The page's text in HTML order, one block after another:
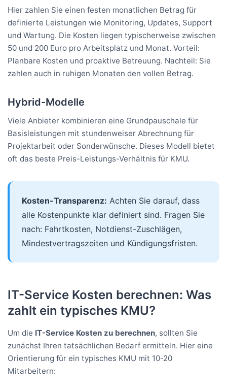
Hier zahlen Sie einen festen monatlichen Betrag für
definierte Leistungen wie Monitoring, Updates, Support
und Wartung. Die Kosten liegen typischerweise zwischen
50 und 200 Euro pro Arbeitsplatz und Monat. Vorteil:
Planbare Kosten und proaktive Betreuung. Nachteil: Sie
zahlen auch in ruhigen Monaten den vollen Betrag.
Hybrid-Modelle
Viele Anbieter kombinieren eine Grundpauschale für
Basisleistungen mit stundenweiser Abrechnung für
Projektarbeit oder Sonderwünsche. Dieses Modell bietet
oft das beste Preis-Leistungs-Verhältnis für KMU.
Kosten-Transparenz: Achten Sie darauf, dass
alle Kostenpunkte klar definiert sind. Fragen Sie
nach: Fahrtkosten, Notdienst-Zuschlägen,
Mindestvertragszeiten und Kündigungsfristen.
IT-Service Kosten berechnen: Was
zahlt ein typisches KMU?
Um die IT-Service Kosten zu berechnen, sollten Sie
zunächst Ihren tatsächlichen Bedarf ermitteln. Hier eine
Orientierung für ein typisches KMU mit 10-20
Mitarbeitern: